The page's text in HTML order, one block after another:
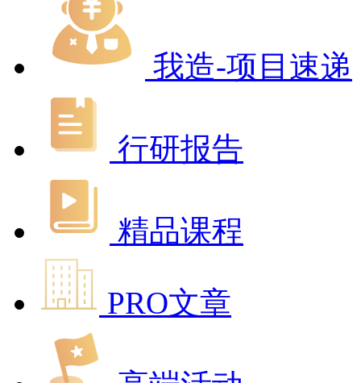
我造-项目速递
行研报告
精品课程
PRO文章